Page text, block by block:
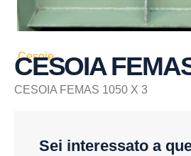
Cesoie
CESOIA
CESOIA FEMAS 1050 X 3
Sei interessato a